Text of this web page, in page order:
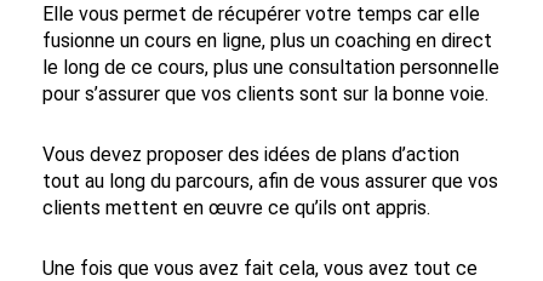
Elle vous permet de récupérer votre temps car elle
fusionne un cours en ligne, plus un coaching en direct
le long de ce cours, plus une consultation personnelle
pour s’assurer que vos clients sont sur la bonne voie.
Vous devez proposer des idées de plans d’action
tout au long du parcours, afin de vous assurer que vos
clients mettent en œuvre ce qu’ils ont appris.
Une fois que vous avez fait cela, vous avez tout ce